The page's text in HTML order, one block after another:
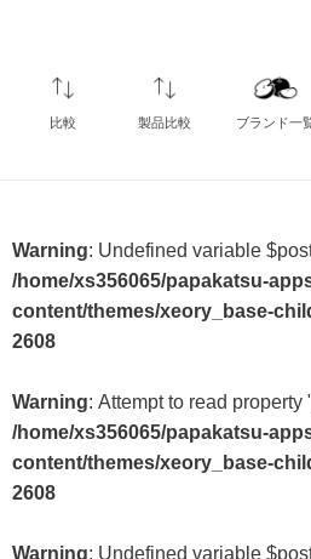
比較 製品比較 ブランド一
Warning: Undefined variable
/home/xs356065/papakatsu-
content/themes/xeory_base-
2608
Warning: Attempt to read property
/home/xs356065/papakatsu-
content/themes/xeory_base-
2608
Warning: Undefined variable